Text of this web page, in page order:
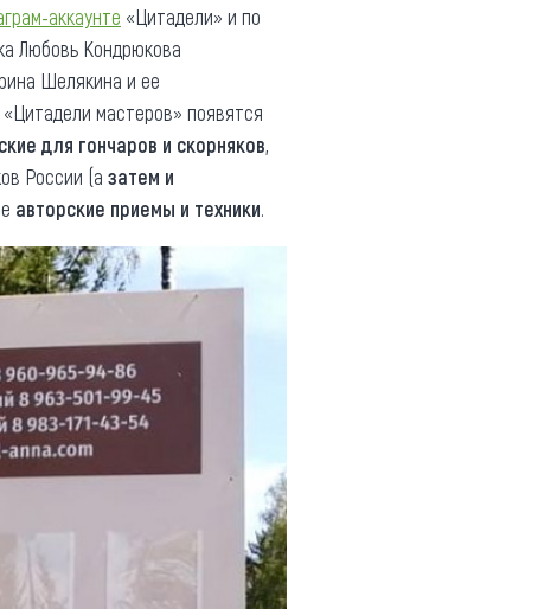
аккаунте «Цитадели» и по
Любовь Кондрюкова
Шелякина и ее
мастеров» появятся
для гончаров и скорняков,
России (а затем и
авторские приемы и техники.